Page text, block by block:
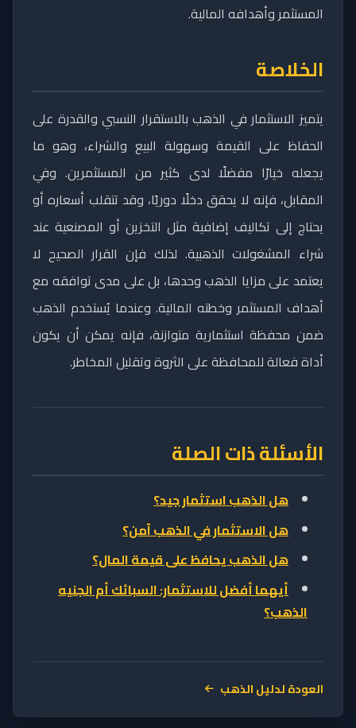
المستثمر وأهدافه المالية.
الخلاصة
يتميز الاستثمار في الذهب بالاستقرار النسبي والقدرة على
الحفاظ على القيمة وسهولة البيع والشراء، وهو ما
يجعله خيارًا مفضلًا لدى كثير من المستثمرين. وفي
المقابل، فإنه لا يحقق دخلًا دوريًا، وقد تتقلب أسعاره أو
يحتاج إلى تكاليف إضافية مثل التخزين أو المصنعية عند
شراء المشغولات الذهبية. لذلك فإن القرار الصحيح لا
يعتمد على مزايا الذهب وحدها، بل على مدى توافقه مع
أهداف المستثمر وخطته المالية. وعندما يُستخدم الذهب
ضمن محفظة استثمارية متوازنة، فإنه يمكن أن يكون
أداة فعالة للمحافظة على الثروة وتقليل المخاطر.
الأسئلة ذات الصلة
هل الذهب استثمار جيد؟
هل الاستثمار في الذهب آمن؟
هل الذهب يحافظ على قيمة المال؟
أيهما أفضل للاستثمار: السبائك أم الجنيه
الذهب؟
العودة لدليل الذهب